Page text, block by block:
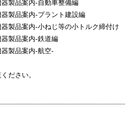
器製品案内-自動車整備編
器製品案内-プラント建設編
器製品案内-小ねじ等の小トルク締付け
器製品案内-鉄道編
器製品案内-航空-
ださい。